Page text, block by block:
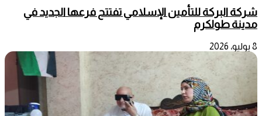
شركة البركة للتأمين الإسلامي تفتتح فرعها الجديد في
مدينة طولكرم
8 يوليو، 2026